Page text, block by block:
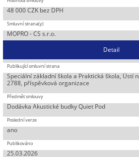
48 000 CZK bez DPH
MOPRO - CS s.r.o.
Detail
Speciální základní škola a Praktická škola, Ústí
2788, příspěvková organizace
Dodávka Akustické budky Quiet Pod
ano
25.03.2026